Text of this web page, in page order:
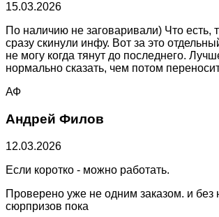
15.03.2026
По наличию не заговаривали) Что есть,
сразу скинули инфу. Вот за это
не могу когда тянут до последнего.
нормально сказать, чем потом
АФ
Андрей Филов
12.03.2026
Если коротко - можно работать.
Проверено уже не одним заказом. и без
сюрпризов пока